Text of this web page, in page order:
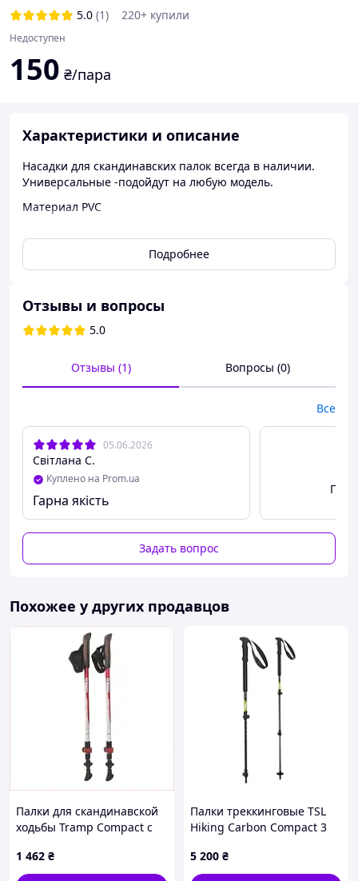
5.0 (1) 220+ купили
Недоступен
150 ₴/пара
Характеристики и описание
Насадки для скандинавских палок всегда в наличии.
Универсальные -подойдут на любую модель.
Материал PVC
нашем интернет-магазине! Вам не нужно долго искать
их, ведь оформить заказ на сайте можно за пару
Подробнее
Отзывы и вопросы
5.0
Отзывы (1) Вопросы (0)
Все
05.06.2026
Світлана С.
Куплено на Prom.ua
Гарна якість
Задать вопрос
Похожее у других продавцов
Палки для скандинавской
ходьбы Tramp Compact с
KP7A475143
1 462 ₴
Палки треккинговые TSL
Hiking Carbon Compact 3
(PFBHCC3C)
5 200 ₴